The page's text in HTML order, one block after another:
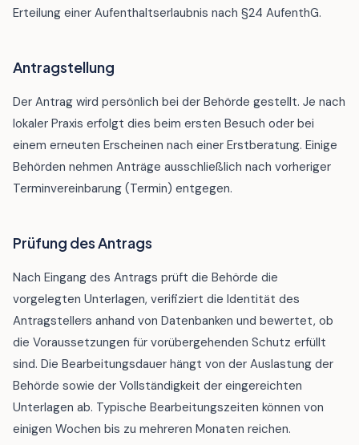
Erteilung einer Aufenthaltserlaubnis nach §24 AufenthG.
Antragstellung
Der Antrag wird persönlich bei der Behörde gestellt. Je nach
lokaler Praxis erfolgt dies beim ersten Besuch oder bei
einem erneuten Erscheinen nach einer Erstberatung. Einige
Behörden nehmen Anträge ausschließlich nach vorheriger
Terminvereinbarung (Termin) entgegen.
Prüfung des Antrags
Nach Eingang des Antrags prüft die Behörde die
vorgelegten Unterlagen, verifiziert die Identität des
Antragstellers anhand von Datenbanken und bewertet, ob
die Voraussetzungen für vorübergehenden Schutz erfüllt
sind. Die Bearbeitungsdauer hängt von der Auslastung der
Behörde sowie der Vollständigkeit der eingereichten
Unterlagen ab. Typische Bearbeitungszeiten können von
einigen Wochen bis zu mehreren Monaten reichen.